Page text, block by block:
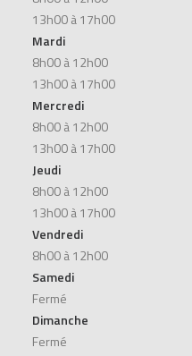
13h00 à 17h00
Mardi
8h00 à 12h00
13h00 à 17h00
Mercredi
8h00 à 12h00
13h00 à 17h00
Jeudi
8h00 à 12h00
13h00 à 17h00
Vendredi
8h00 à 12h00
Samedi
Fermé
Dimanche
Fermé